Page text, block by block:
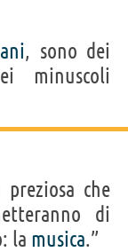
, sono dei
minuscoli
che
di
la musica.”